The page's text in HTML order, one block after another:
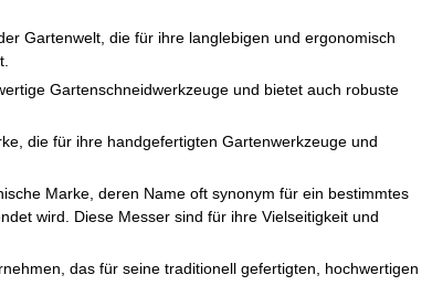
Gartenwelt, die für ihre langlebigen und ergonomisch
Gartenschneidwerkzeuge und bietet auch robuste
die für ihre handgefertigten Gartenwerkzeuge und
Marke, deren Name oft synonym für ein bestimmtes
wird. Diese Messer sind für ihre Vielseitigkeit und
das für seine traditionell gefertigten, hochwertigen